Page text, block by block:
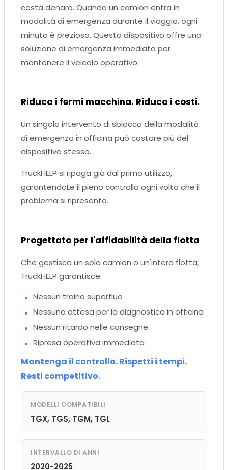
costa denaro. Quando un camion entra in
modalità di emergenza durante il viaggio, ogni
minuto è prezioso. Questo dispositivo offre una
soluzione di emergenza immediata per
mantenere il veicolo operativo.
Riduca i fermi macchina. Riduca i costi.
Un singolo intervento di sblocco della modalità
di emergenza in officina può costare più del
dispositivo stesso.
TruckHELP si ripaga già dal primo utilizzo,
garantendoLe il pieno controllo ogni volta che il
problema si ripresenta.
Progettato per l'affidabilità della flotta
Che gestisca un solo camion o un'intera flotta,
TruckHELP garantisce:
Nessun traino superfluo
Nessuna attesa per la diagnostica in officina
Nessun ritardo nelle consegne
Ripresa operativa immediata
Mantenga il controllo. Rispetti i tempi.
Resti competitivo.
MODELLI COMPATIBILI
TGX, TGS, TGM, TGL
INTERVALLO DI ANNI
2020-2025